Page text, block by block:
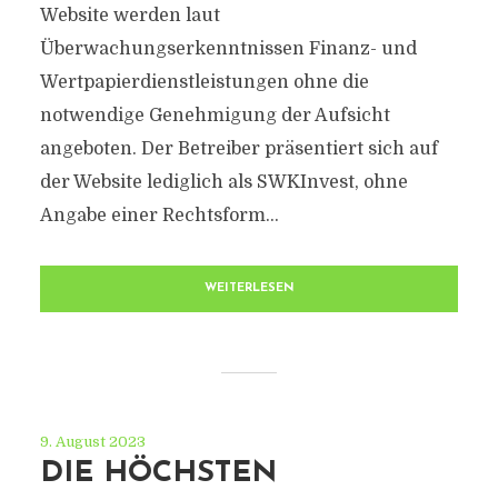
Website werden laut
Überwachungserkenntnissen Finanz- und
Wertpapierdienstleistungen ohne die
notwendige Genehmigung der Aufsicht
angeboten. Der Betreiber präsentiert sich auf
der Website lediglich als SWKInvest, ohne
Angabe einer Rechtsform...
WEITERLESEN
9. August 2023
DIE HÖCHSTEN